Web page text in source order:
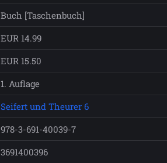
Buch [Taschenbuch]
EUR 14.99
EUR 15.50
1. Auflage
Seifert und Theurer 6
978-3-691-40039-7
3691400396